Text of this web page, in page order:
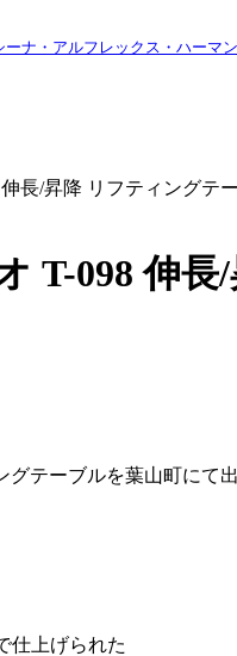
ーナ・アルフレックス・ハーマ
長/昇降 リフティングテ
T-098 伸
テーブルを葉山町にて
仕上げられた